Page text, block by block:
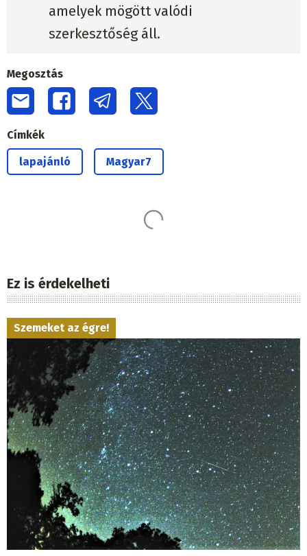
amelyek mögött valódi
szerkesztőség áll.
Megosztás
Címkék
lapajánló Magyar7
Ez is érdekelheti
Szemeket az égre!